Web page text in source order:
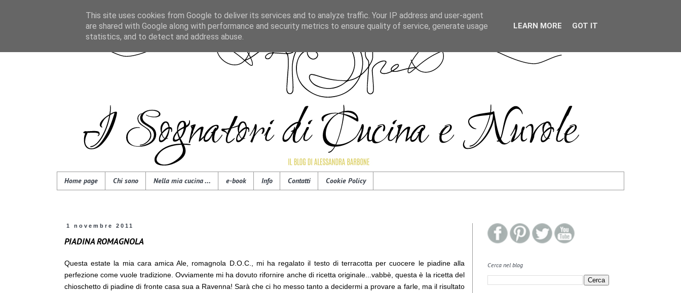
Home page Chi sono Nella mia cucina ... e-book Info Contatti Cookie Policy
1 novembre 2011
PIADINA ROMAGNOLA
Questa estate la mia cara amica Ale, romagnola D.O.C., mi ha regalato il testo di terracotta per cuocere le piadine alla
perfezione come vuole tradizione. Ovviamente mi ha dovuto rifornire anche di ricetta originale...vabbè, questa è la ricetta del
chioschetto di piadine di fronte casa sua a Ravenna! Sarà che ci ho messo tanto a decidermi a provare a farle, ma il risultato
Cerca nel blog
This site uses cookies from Google to deliver its services and to analyze traffic. Your IP address and user-agent
are shared with Google along with performance and security metrics to ensure quality of service, generate usage
statistics, and to detect and address abuse.
LEARN MORE GOT IT